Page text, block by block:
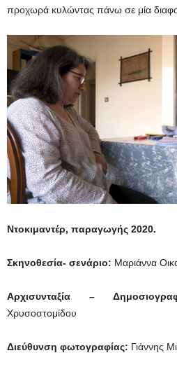
προχωρά κυλώντας πάνω σε μία
Ντοκιμαντέρ, παραγωγής 2020.
Σκηνοθεσία- σενάριο: Μαριάννα
Αρχισυνταξία –
Χρυσοστομίδου
Διεύθυνση φωτογραφίας: Γιάννης